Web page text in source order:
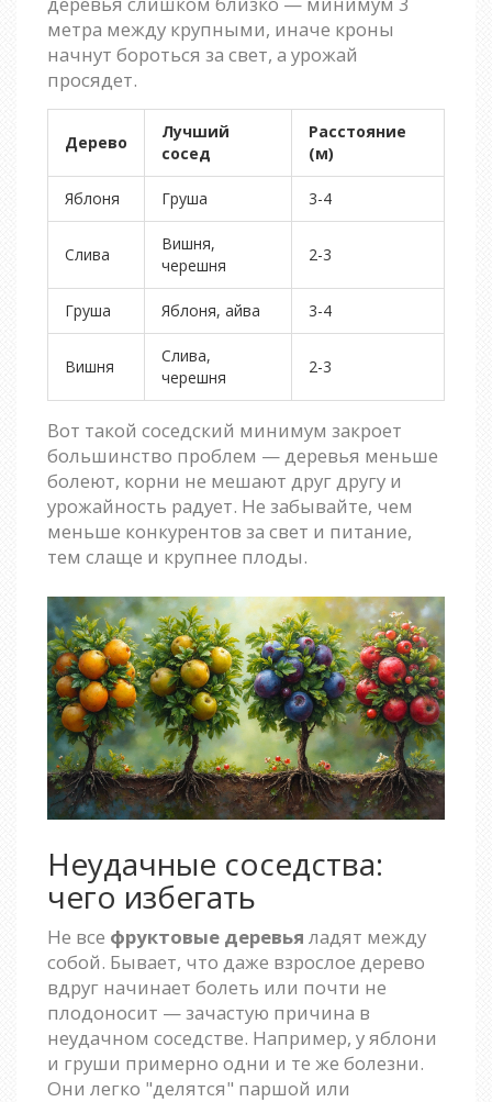
метра между крупными, иначе кроны
начнут бороться за свет, а урожай
просядет.
Дерево
Лучший
сосед
Расстояние
(м)
Яблоня Груша 3-4
Слива
Вишня,
черешня
2-3
Груша Яблоня, айва 3-4
Вишня
Слива,
черешня
2-3
Вот такой соседский минимум закроет
большинство проблем — деревья меньше
болеют, корни не мешают друг другу и
урожайность радует. Не забывайте, чем
меньше конкурентов за свет и питание,
тем слаще и крупнее плоды.
Неудачные соседства:
чего избегать
Не все фруктовые деревья ладят между
собой. Бывает, что даже взрослое дерево
вдруг начинает болеть или почти не
плодоносит — зачастую причина в
неудачном соседстве. Например, у яблони
и груши примерно одни и те же болезни.
Они легко "делятся" паршой или